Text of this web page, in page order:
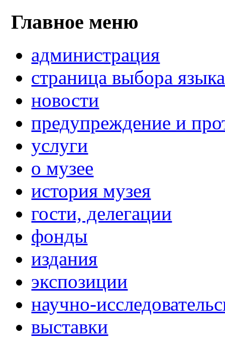
Главное меню
администрация
страница выбора языка
новости
предупреждение и
услуги
о музее
история музея
гости, делегации
фонды
издания
экспозиции
научно-
выставки